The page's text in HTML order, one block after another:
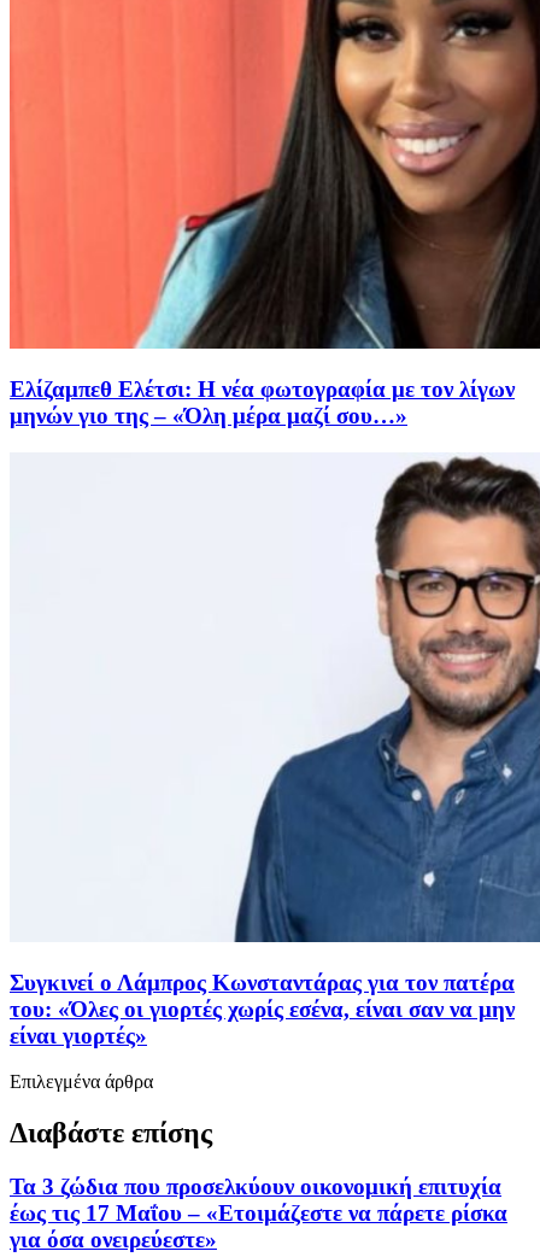
Ελίζαμπεθ Ελέτσι: Η νέα φωτογραφία με τον λίγων
μηνών γιο της – «Όλη μέρα μαζί σου…»
Συγκινεί ο Λάμπρος Κωνσταντάρας για τον πατέρα
του: «Όλες οι γιορτές χωρίς εσένα, είναι σαν να μην
είναι γιορτές»
Επιλεγμένα άρθρα
Διαβάστε επίσης
Τα 3 ζώδια που προσελκύουν οικονομική επιτυχία
έως τις 17 Μαΐου – «Ετοιμάζεστε να πάρετε ρίσκα
για όσα ονειρεύεστε»